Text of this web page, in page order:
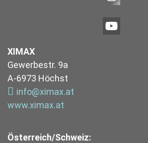
XIMAX
Gewerbestr. 9a
A-6973 Höchst
info@ximax.at
www.ximax.at
Österreich/Schweiz: